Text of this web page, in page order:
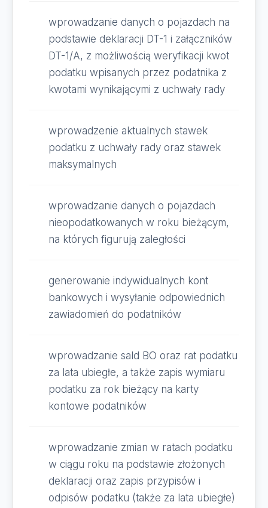
wprowadzanie danych o pojazdach na
podstawie deklaracji DT-1 i załączników
DT-1/A, z możliwością weryfikacji kwot
podatku wpisanych przez podatnika z
kwotami wynikającymi z uchwały rady
wprowadzenie aktualnych stawek
podatku z uchwały rady oraz stawek
maksymalnych
wprowadzanie danych o pojazdach
nieopodatkowanych w roku bieżącym,
na których figurują zaległości
generowanie indywidualnych kont
bankowych i wysyłanie odpowiednich
zawiadomień do podatników
wprowadzanie sald BO oraz rat podatku
za lata ubiegłe, a także zapis wymiaru
podatku za rok bieżący na karty
kontowe podatników
wprowadzanie zmian w ratach podatku
w ciągu roku na podstawie złożonych
deklaracji oraz zapis przypisów i
odpisów podatku (także za lata ubiegłe)